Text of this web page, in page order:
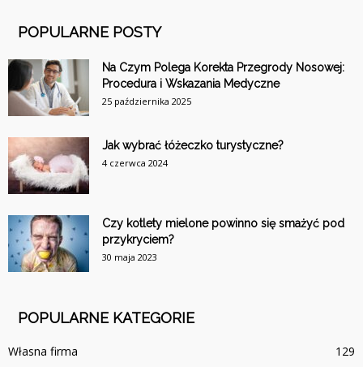
POPULARNE POSTY
Na Czym Polega Korekta Przegrody Nosowej:
Procedura i Wskazania Medyczne
25 października 2025
Jak wybrać łóżeczko turystyczne?
4 czerwca 2024
Czy kotlety mielone powinno się smażyć pod
przykryciem?
30 maja 2023
POPULARNE KATEGORIE
Własna firma
129